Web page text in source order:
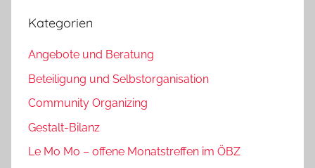
Kategorien
Angebote und Beratung
Beteiligung und Selbstorganisation
Community Organizing
Gestalt-Bilanz
Le Mo Mo – offene Monatstreffen im ÖBZ